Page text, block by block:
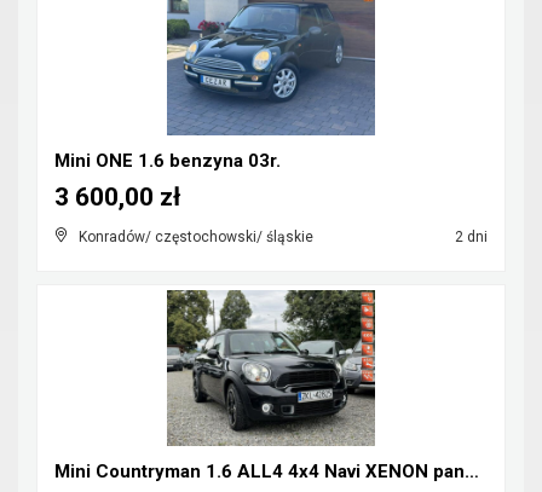
Mini ONE 1.6 benzyna 03r.
Konradów/ częstochowski/ śląskie 2 dni
3 600,00 zł
Mini Countryman 1.6 ALL4 4x4 Navi XENON panorama